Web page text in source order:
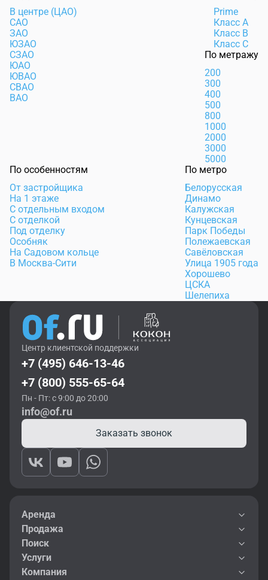
В центре (ЦАО)
САО
ЗАО
ЮЗАО
СЗАО
ЮАО
ЮВАО
СВАО
ВАО
Prime
Класс А
Класс В
Класс С
По метражу
200
300
400
500
800
1000
2000
3000
5000
По особенностям
От застройщика
На 1 этаже
С отдельным входом
С отделкой
Под отделку
Особняк
На Садовом кольце
В Москва-Сити
По метро
Белорусская
Динамо
Калужская
Кунцевская
Парк Победы
Полежаевская
Савёловская
Улица 1905 года
Хорошево
ЦСКА
Шелепиха
Центр клиентской поддержки
+7 (495) 646-13-46
+7 (800) 555-65-64
Пн - Пт: с 9:00 до 20:00
info@of.ru
Заказать звонок
Аренда
Продажа
Поиск
Услуги
Компания